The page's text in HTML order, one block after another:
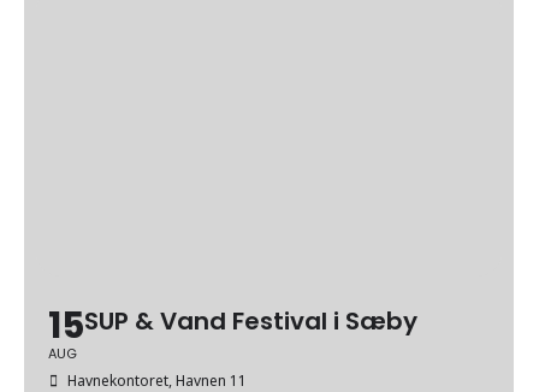
15
AUG
SUP & Vand Festival i Sæby
Havnekontoret, Havnen 11